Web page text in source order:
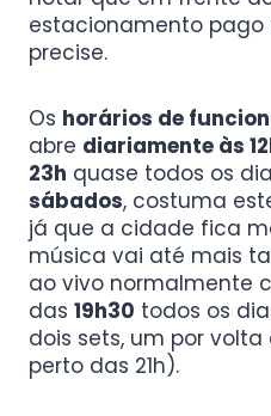
estacionamento pago
precise.
Os horários de
abre diariamente às
23h quase todos os
sábados, costuma
já que a cidade fica
música vai até mais
ao vivo normalmente
das 19h30 todos os
dois sets, um por volta
perto das 21h).